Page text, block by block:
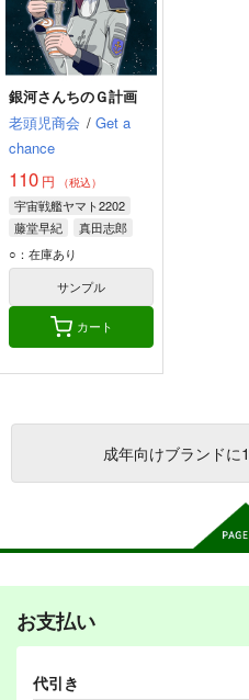
銀河さんちのＧ計画
老頭児商会 / Get a
chance
110 円 （税込）
宇宙戦艦ヤマト2202
藤堂早紀
真田志郎
ブラックアナライザー
○：在庫あり
サンプル
カート
成年向けブランドに1
お支払い
代引き